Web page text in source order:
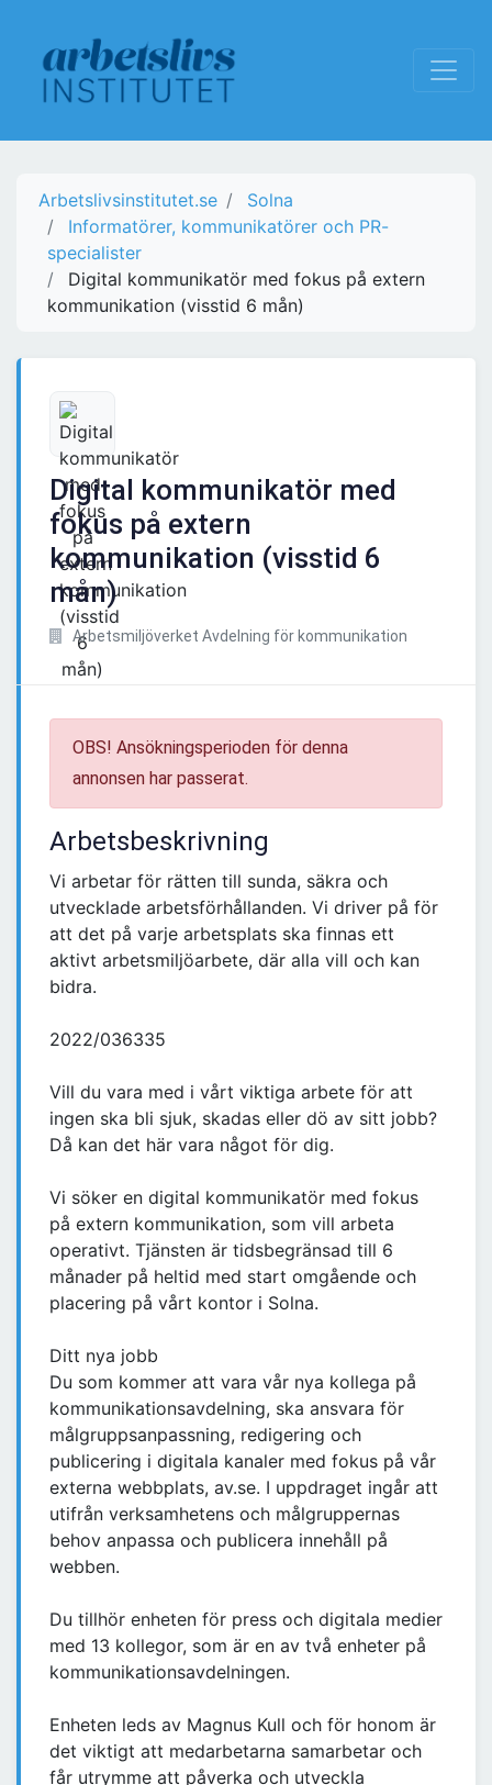
Arbetslivsinstitutet.se
Solna
Informatörer, kommunikatörer och PR-
specialister
Digital kommunikatör med fokus på extern
kommunikation (visstid 6 mån)
Digital kommunikatör med
fokus på extern
kommunikation (visstid 6
mån)
Arbetsmiljöverket Avdelning för kommunikation
OBS! Ansökningsperioden för denna
annonsen har passerat.
Arbetsbeskrivning
Vi arbetar för rätten till sunda, säkra och
utvecklade arbetsförhållanden. Vi driver på för
att det på varje arbetsplats ska finnas ett
aktivt arbetsmiljöarbete, där alla vill och kan
bidra.
2022/036335
Vill du vara med i vårt viktiga arbete för att
ingen ska bli sjuk, skadas eller dö av sitt jobb?
Då kan det här vara något för dig.
Vi söker en digital kommunikatör med fokus
på extern kommunikation, som vill arbeta
operativt. Tjänsten är tidsbegränsad till 6
månader på heltid med start omgående och
placering på vårt kontor i Solna.
Ditt nya jobb
Du som kommer att vara vår nya kollega på
kommunikationsavdelning, ska ansvara för
målgruppsanpassning, redigering och
publicering i digitala kanaler med fokus på vår
externa webbplats, av.se. I uppdraget ingår att
utifrån verksamhetens och målgruppernas
behov anpassa och publicera innehåll på
webben.
Du tillhör enheten för press och digitala medier
med 13 kollegor, som är en av två enheter på
kommunikationsavdelningen.
Enheten leds av Magnus Kull och för honom är
det viktigt att medarbetarna samarbetar och
får utrymme att påverka och utveckla